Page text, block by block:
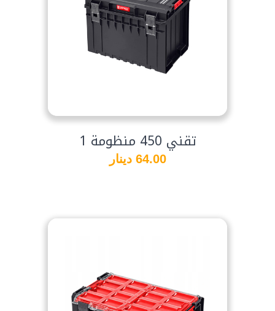
تقني 450 منظومة 1
64.00 دينار